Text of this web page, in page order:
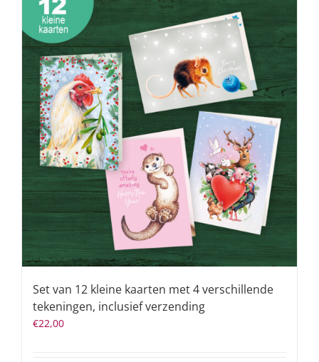
Set van 12 kleine kaarten met 4 verschillende
tekeningen, inclusief verzending
€22,00